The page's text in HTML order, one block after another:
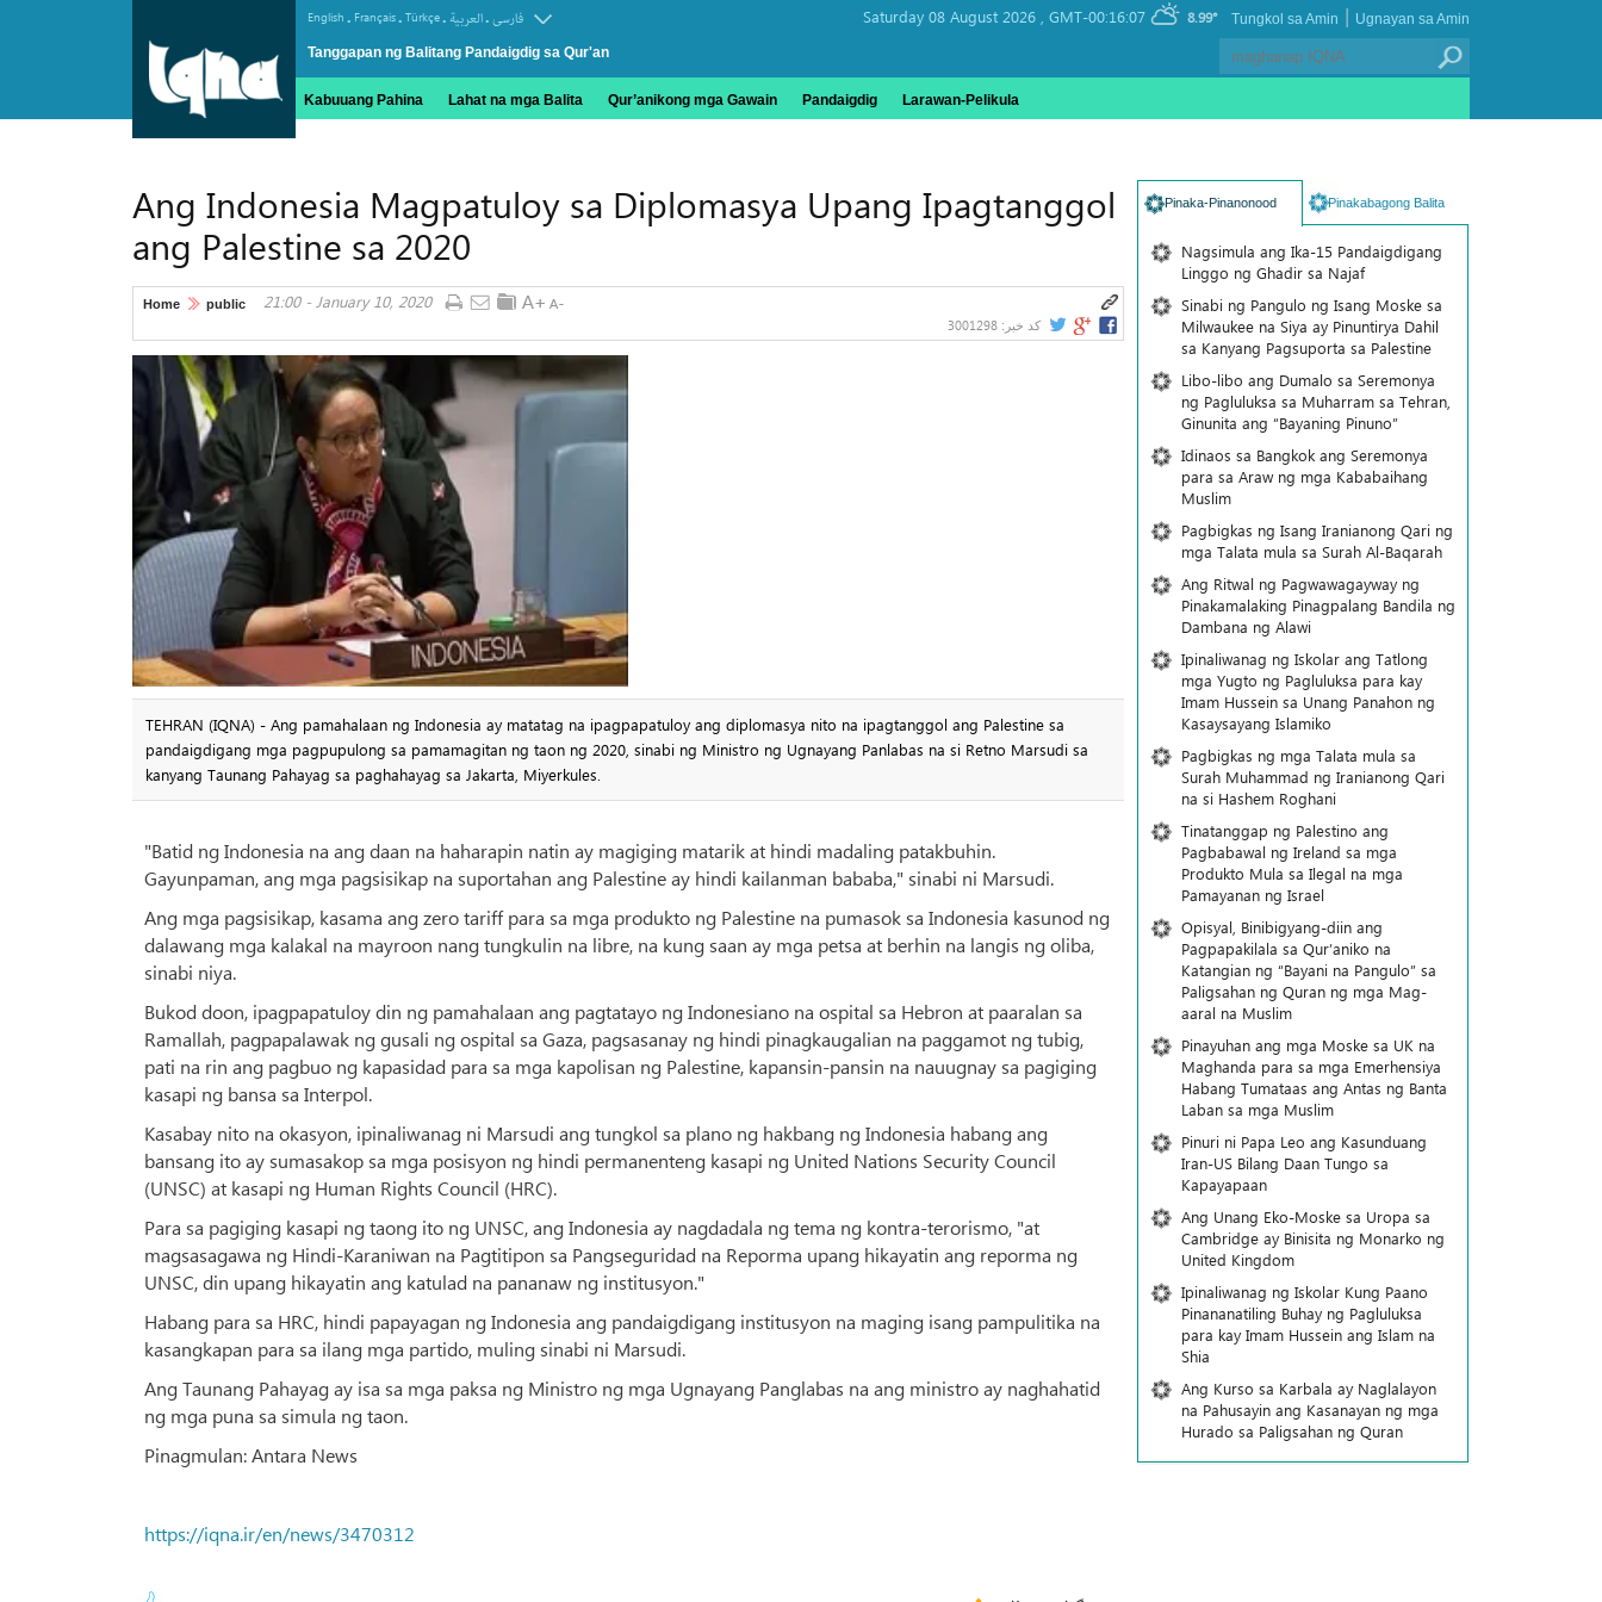
English . Français. Türkçe. العربیة.فارسی
Tanggapan ng Balitang Pandaigdig sa Qur'an
Saturday 08 August 2026 , GMT-00:16:07 8.99° Ugnayan sa Amin
|
Tungkol sa Amin
Kabuuang Pahina Lahat na mga Balita Qur’anikong mga Gawain Pandaigdig Larawan-Pelikula
Ang Indonesia Magpatuloy sa Diplomasya Upang Ipagtanggol
ang Palestine sa 2020
Home public 21:00 - January 10, 2020
کد خبر:3001298
TEHRAN (IQNA) - Ang pamahalaan ng Indonesia ay matatag na ipagpapatuloy ang diplomasya nito na ipagtanggol ang Palestine sa
pandaigdigang mga pagpupulong sa pamamagitan ng taon ng 2020, sinabi ng Ministro ng Ugnayang Panlabas na si Retno Marsudi sa
kanyang Taunang Pahayag sa paghahayag sa Jakarta, Miyerkules.
"Batid ng Indonesia na ang daan na haharapin natin ay magiging matarik at hindi madaling patakbuhin.
Gayunpaman, ang mga pagsisikap na suportahan ang Palestine ay hindi kailanman bababa," sinabi ni Marsudi.
Ang mga pagsisikap, kasama ang zero tariff para sa mga produkto ng Palestine na pumasok sa Indonesia kasunod ng
dalawang mga kalakal na mayroon nang tungkulin na libre, na kung saan ay mga petsa at berhin na langis ng oliba,
sinabi niya.
Bukod doon, ipagpapatuloy din ng pamahalaan ang pagtatayo ng Indonesiano na ospital sa Hebron at paaralan sa
Ramallah, pagpapalawak ng gusali ng ospital sa Gaza, pagsasanay ng hindi pinagkaugalian na paggamot ng tubig,
pati na rin ang pagbuo ng kapasidad para sa mga kapolisan ng Palestine, kapansin-pansin na nauugnay sa pagiging
kasapi ng bansa sa Interpol.
Kasabay nito na okasyon, ipinaliwanag ni Marsudi ang tungkol sa plano ng hakbang ng Indonesia habang ang
bansang ito ay sumasakop sa mga posisyon ng hindi permanenteng kasapi ng United Nations Security Council
(UNSC) at kasapi ng Human Rights Council (HRC).
Para sa pagiging kasapi ng taong ito ng UNSC, ang Indonesia ay nagdadala ng tema ng kontra-terorismo, "at
magsasagawa ng Hindi-Karaniwan na Pagtitipon sa Pangseguridad na Reporma upang hikayatin ang reporma ng
UNSC, din upang hikayatin ang katulad na pananaw ng institusyon."
Habang para sa HRC, hindi papayagan ng Indonesia ang pandaigdigang institusyon na maging isang pampulitika na
kasangkapan para sa ilang mga partido, muling sinabi ni Marsudi.
Ang Taunang Pahayag ay isa sa mga paksa ng Ministro ng mga Ugnayang Panglabas na ang ministro ay naghahatid
ng mga puna sa simula ng taon.
Pinagmulan: Antara News
https://iqna.ir/en/news/3470312
Pinaka-Pinanonood Pinakabagong Balita
Nagsimula ang Ika-15 Pandaigdigang
Linggo ng Ghadir sa Najaf
Sinabi ng Pangulo ng Isang Moske sa
Milwaukee na Siya ay Pinuntirya Dahil
sa Kanyang Pagsuporta sa Palestine
Libo-libo ang Dumalo sa Seremonya
ng Pagluluksa sa Muharram sa Tehran,
Ginunita ang “Bayaning Pinuno”
Idinaos sa Bangkok ang Seremonya
para sa Araw ng mga Kababaihang
Muslim
Pagbigkas ng Isang Iranianong Qari ng
mga Talata mula sa Surah Al-Baqarah
Ang Ritwal ng Pagwawagayway ng
Pinakamalaking Pinagpalang Bandila ng
Dambana ng Alawi
Ipinaliwanag ng Iskolar ang Tatlong
mga Yugto ng Pagluluksa para kay
Imam Hussein sa Unang Panahon ng
Kasaysayang Islamiko
Pagbigkas ng mga Talata mula sa
Surah Muhammad ng Iranianong Qari
na si Hashem Roghani
Tinatanggap ng Palestino ang
Pagbabawal ng Ireland sa mga
Produkto Mula sa Ilegal na mga
Pamayanan ng Israel
Opisyal, Binibigyang-diin ang
Pagpapakilala sa Qur’aniko na
Katangian ng “Bayani na Pangulo” sa
Paligsahan ng Quran ng mga Mag-
aaral na Muslim
Pinayuhan ang mga Moske sa UK na
Maghanda para sa mga Emerhensiya
Habang Tumataas ang Antas ng Banta
Laban sa mga Muslim
Pinuri ni Papa Leo ang Kasunduang
Iran-US Bilang Daan Tungo sa
Kapayapaan
Ang Unang Eko-Moske sa Uropa sa
Cambridge ay Binisita ng Monarko ng
United Kingdom
Ipinaliwanag ng Iskolar Kung Paano
Pinananatiling Buhay ng Pagluluksa
para kay Imam Hussein ang Islam na
Shia
Ang Kurso sa Karbala ay Naglalayon
na Pahusayin ang Kasanayan ng mga
Hurado sa Paligsahan ng Quran